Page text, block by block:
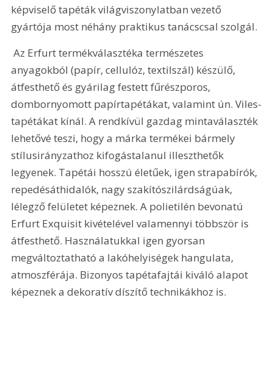
képviselő tapéták világviszonylatban vezető
gyártója most néhány praktikus tanácscsal szolgál.
Az Erfurt termékválasztéka természetes
anyagokból (papír, cellulóz, textilszál) készülő,
átfesthető és gyárilag festett fűrészporos,
dombornyomott papírtapétákat, valamint ún. Viles-
tapétákat kínál. A rendkívül gazdag mintaválaszték
lehetővé teszi, hogy a márka termékei bármely
stílusirányzathoz kifogástalanul illeszthetők
legyenek. Tapétái hosszú életűek, igen strapabírók,
repedésáthidalók, nagy szakítószilárdságúak,
lélegző felületet képeznek. A polietilén bevonatú
Erfurt Exquisit kivételével valamennyi többször is
átfesthető. Használatukkal igen gyorsan
megváltoztatható a lakóhelyiségek hangulata,
atmoszférája. Bizonyos tapétafajtái kiváló alapot
képeznek a dekoratív díszítő technikákhoz is.